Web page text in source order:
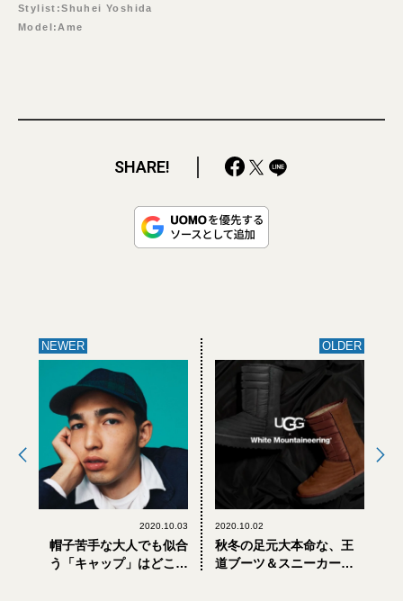
Stylist:Shuhei Yoshida
Model:Ame
SHARE!
NEWER
2020.10.03
帽子苦手な大人でも似合
う「キャップ」はどこが
OLDER
2020.10.02
秋冬の足元大本命な、王
道ブーツ＆スニーカー。